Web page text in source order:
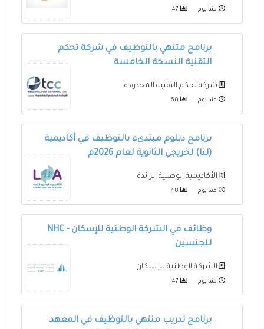
منذ يوم
برنامج متتهي بالتوظيف في شركة تحكم
التقنية النسخة الخامسة
شركة تحكم التقنية المحدودة
منذ يوم
برنامج دبلوم مبتدىء بالتوظيف في أكاديمية
(لنا) لخريجي الثانوية لعام 2026م
الأكاديمية الوطنية الرائدة
منذ يوم
وظائف في الشركة الوطنية للإسكان - NHC
للجنسين
الشركة الوطنية للإسكان
منذ يوم
برنامج تدريب منتهي بالتوظيف في المعهد